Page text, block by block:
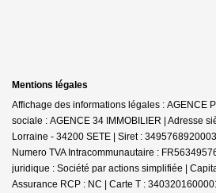
Mentions légales
Affichage des informations légales : AGENCE
sociale : AGENCE 34 IMMOBILIER | Adresse
Lorraine - 34200 SETE | Siret :
Numero TVA Intracommunautaire :
juridique : Société par actions simplifiée |
Assurance RCP : NC | Carte T :